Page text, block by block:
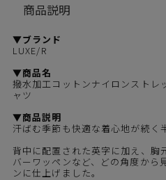
商品説明
▼ブランド
LUXE/R
▼商品名
撥水加工コットンナイロンストレ
ャツ
▼商品説明
汗ばむ季節も快適な着心地が続く
背中に配置された英字に加え、胸
バーワッペンなど、どの角度から
ンに仕上げました。